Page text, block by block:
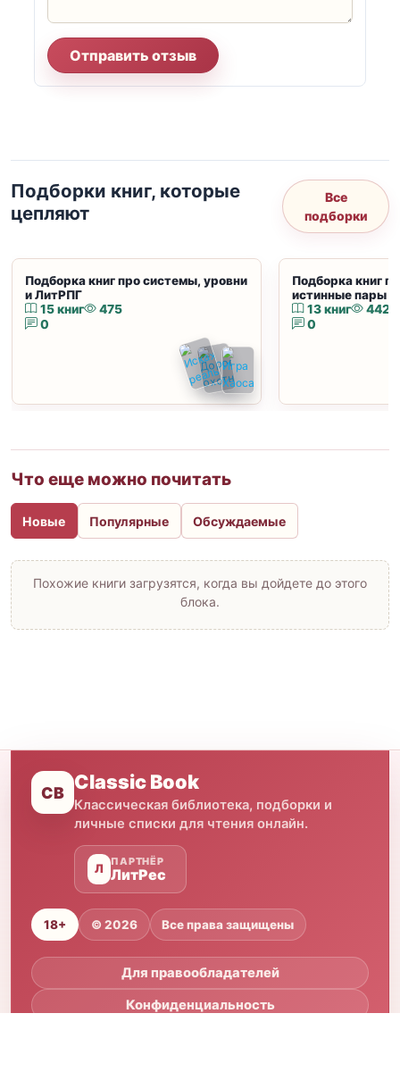
Отправить отзыв
Подборки книг, которые
цепляют
Все
подборки
Подборка книг про системы, уровни
и ЛитРПГ
15 книг
475
0
Подборка книг
истинные пары
13 книг
442
0
Что еще можно почитать
Новые Популярные Обсуждаемые
Похожие книги загрузятся, когда вы дойдете до этого
блока.
CB Classic Book
Классическая библиотека, подборки и
личные списки для чтения онлайн.
Л
ПАРТНЁР
ЛитРес
18+ © 2026 Все права защищены
Для правообладателей
Конфиденциальность